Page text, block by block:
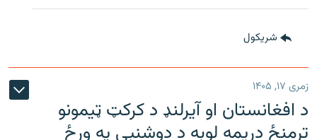
شريکول
زمری ۱۷, ۱۴۰۵
د افغانستان او آیرلنډ د کرکټ ټیمونو
ترمنځ دریمه لوبه د دوشنبې په ورځ